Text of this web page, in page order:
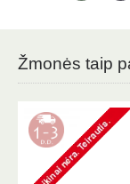
Žmonės taip